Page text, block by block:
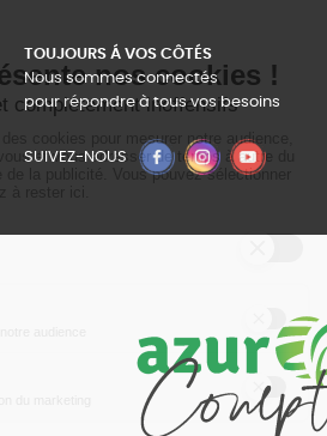
TOUJOURS Á VOS CÔTÉS
Nous sommes connectés
pour répondre à tous vos besoins
SUIVEZ-NOUS